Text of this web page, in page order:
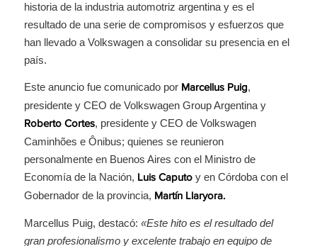
historia de la industria automotriz argentina y es el
resultado de una serie de compromisos y esfuerzos que
han llevado a Volkswagen a consolidar su presencia en el
país.
Este anuncio fue comunicado por Marcellus Puig,
presidente y CEO de Volkswagen Group Argentina y
Roberto Cortes, presidente y CEO de Volkswagen
Caminhões e Ônibus; quienes se reunieron
personalmente en Buenos Aires con el Ministro de
Economía de la Nación, Luis Caputoy en Córdoba con el
Gobernador de la provincia, Martín Llaryora.
Marcellus Puig, destacó: «Este hito es el resultado del
gran profesionalismo y excelente trabajo en equipo de